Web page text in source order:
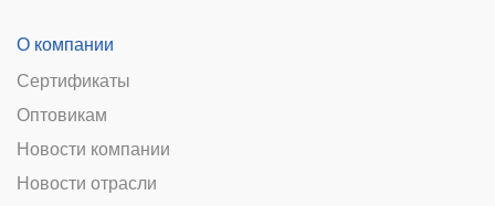
О компании
Сертификаты
Оптовикам
Новости компании
Новости отрасли